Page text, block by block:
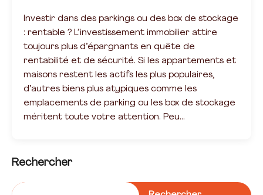
Investir dans des parkings ou des box de stockage
: rentable ? L’investissement immobilier attire
toujours plus d’épargnants en quête de
rentabilité et de sécurité. Si les appartements et
maisons restent les actifs les plus populaires,
d’autres biens plus atypiques comme les
emplacements de parking ou les box de stockage
méritent toute votre attention. Peu…
Rechercher